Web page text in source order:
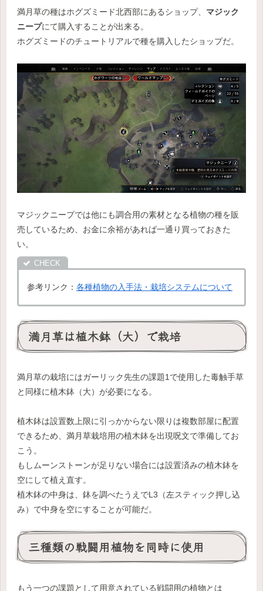
満月草の種はホグズミード北西部にあるショップ、 マジック
ニープにて購入することが出来る。
ホグズミードのチュートリアルで種を購入したショップだ。
マジックニープでは他にも調合用の素材となる植物の種を販
売しているため、お金に余裕があれば一通り買っておきた
い。
参考リンク： 各種植物の入手法・栽培システムについて
満月草は植木鉢（大）で栽培
満月草の栽培にはガーリック先生の課題1で使用した毒触手草
と同様に植木鉢（大）が必要になる。
植木鉢は設置数上限に引っかからない限りは複数部屋に配置
できるため、満月草栽培用の植木鉢を出現呪文で準備してお
こう。
もしムーンストーンが足りない場合には設置済みの植木鉢を
空にして植え直す。
植木鉢の中身は、鉢を調べたうえでL3（左スティック押し込
み）で中身を空にすることが可能だ。
三種類の戦闘用植物を同時に使用
もう一つの課題として用意されている戦闘用の植物とは